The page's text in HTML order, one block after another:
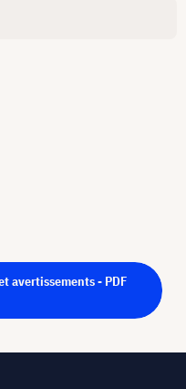
avertissements - PDF